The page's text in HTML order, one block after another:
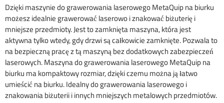
od
9
990,00
€
do
10
990,00
€
Dzięki maszynie do grawerowania laserowego MetaQuip na biurku
możesz idealnie grawerować laserowo i znakować biżuterię i
mniejsze przedmioty. Jest to zamknięta maszyna, która jest
aktywna tylko wtedy, gdy drzwi są całkowicie zamknięte. Pozwala to
na bezpieczną pracę z tą maszyną bez dodatkowych zabezpieczeń
laserowych. Maszyna do grawerowania laserowego MetaQuip na
biurku ma kompaktowy rozmiar, dzięki czemu można ją łatwo
umieścić na biurku. Idealny do grawerowania laserowego i
znakowania biżuterii i innych mniejszych metalowych przedmiotów.